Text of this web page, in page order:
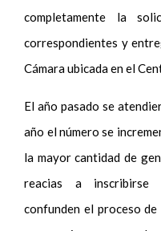
completamente la
correspondientes y
Cámara ubicada en el
El año pasado se
año el número se
la mayor cantidad de
reacias a inscribirse
confunden el proceso